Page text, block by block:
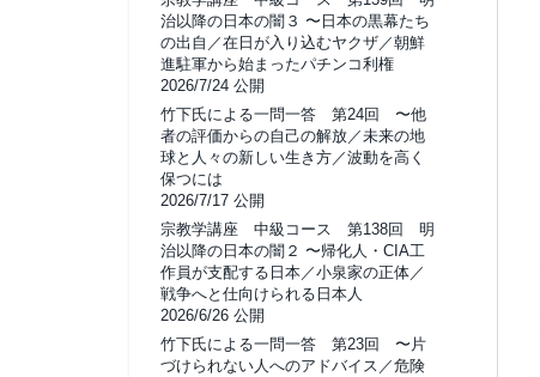
治以降の日本の闇３ 〜日本の黒幕たち
の出自／在日が入り込むヤクザ／朝鮮
進駐軍から始まったパチンコ利権
2026/7/24 公開
竹下氏による一問一答 第24回 〜他
者の評価からの自己の解放／未来の地
球と人々の新しい生き方／波動を高く
保つには
2026/7/17 公開
宗教学講座 中級コース 第138回 明
治以降の日本の闇２ 〜帰化人・CIA工
作員が支配する日本／小泉家の正体／
戦争へと仕向けられる日本人
2026/6/26 公開
竹下氏による一問一答 第23回 〜片
づけられない人へのアドバイス／危険